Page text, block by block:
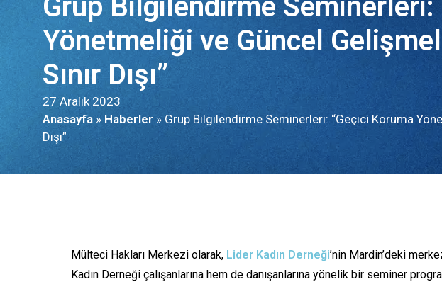
Yönetmeliği ve Güncel
Sınır Dışı”
27 Aralık 2023
Anasayfa » Haberler » Grup Bilgilendirme Seminerleri: “Geçici Koruma
Dışı”
Mülteci Hakları Merkezi olarak, Lider Kadın Derneği’nin Mardin’deki
Kadın Derneği çalışanlarına hem de danışanlarına yönelik bir seminer